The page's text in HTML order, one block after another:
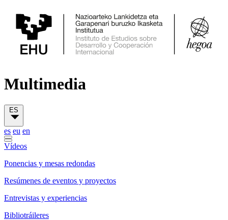
Multimedia
ES
es eu en
Vídeos
Ponencias y mesas redondas
Resúmenes de eventos y proyectos
Entrevistas y experiencias
Bibliotráileres